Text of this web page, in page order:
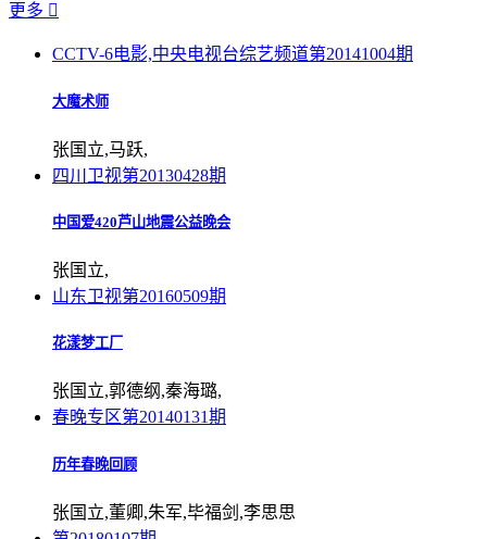
更多 
CCTV-6电影,中央电视台综艺频道第20141004期
大魔术师
张国立,马跃,
四川卫视第20130428期
中国爱420芦山地震公益晚会
张国立,
山东卫视第20160509期
花漾梦工厂
张国立,郭德纲,秦海璐,
春晚专区第20140131期
历年春晚回顾
张国立,董卿,朱军,毕福剑,李思思